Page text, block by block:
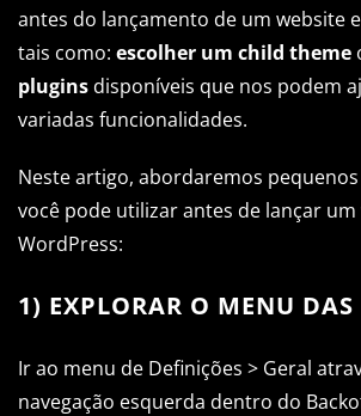
antes do lançamento de um website
tais como: escolher um child theme
pluginsdisponíveis que nos podem
variadas funcionalidades.
Neste artigo, abordaremos
você pode utilizar antes de lançar
WordPress:
1) EXPLORAR O MENU
Ir ao menu de Definições > Geral
navegação esquerda dentro do